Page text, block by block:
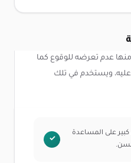
عدم تعرضه للوقوع كما
ويستخدم في تلك
على المساعدة